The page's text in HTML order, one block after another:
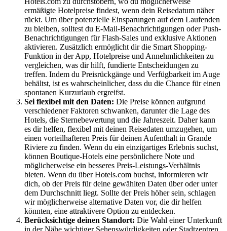
ermäßigte Hotelpreise findest, wenn dein Reisedatum näher
rückt. Um über potenzielle Einsparungen auf dem Laufenden
zu bleiben, solltest du E-Mail-Benachrichtigungen oder Push-
Benachrichtigungen für Flash-Sales und exklusive Aktionen
aktivieren. Zusätzlich ermöglicht dir die Smart Shopping-
Funktion in der App, Hotelpreise und Annehmlichkeiten zu
vergleichen, was dir hilft, fundierte Entscheidungen zu
treffen. Indem du Preisrückgänge und Verfügbarkeit im Auge
behältst, ist es wahrscheinlicher, dass du die Chance für einen
spontanen Kurzurlaub ergreifst.
Sei flexibel mit den Daten: Die Preise können aufgrund
verschiedener Faktoren schwanken, darunter die Lage des
Hotels, die Sternebewertung und die Jahreszeit. Daher kann
es dir helfen, flexibel mit deinen Reisedaten umzugehen, um
einen vorteilhafteren Preis für deinen Aufenthalt in Grande
Riviere zu finden. Wenn du ein einzigartiges Erlebnis suchst,
können Boutique-Hotels eine persönlichere Note und
möglicherweise ein besseres Preis-Leistungs-Verhältnis
bieten. Wenn du über Hotels.com buchst, informieren wir
dich, ob der Preis für deine gewählten Daten über oder unter
dem Durchschnitt liegt. Sollte der Preis höher sein, schlagen
wir möglicherweise alternative Daten vor, die dir helfen
könnten, eine attraktivere Option zu entdecken.
Berücksichtige deinen Standort: Die Wahl einer Unterkunft
in der Nähe wichtiger Sehenswürdigkeiten oder Stadtzentren